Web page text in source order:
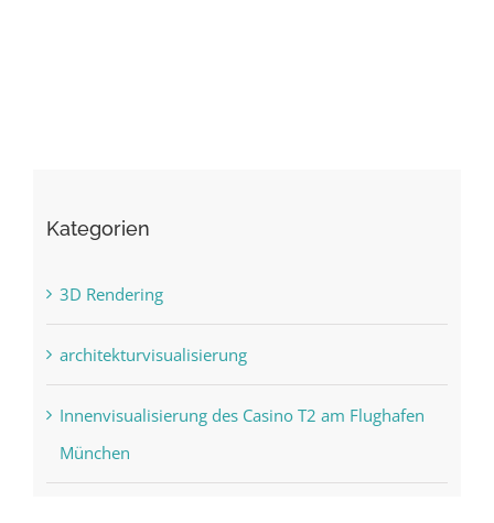
Kategorien
3D Rendering
architekturvisualisierung
Innenvisualisierung des Casino T2 am Flughafen
München